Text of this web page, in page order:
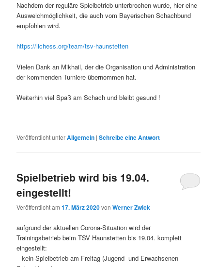
Nachdem der reguläre Spielbetrieb unterbrochen wurde, hier eine
Ausweichmöglichkeit, die auch vom Bayerischen Schachbund
empfohlen wird.
https://lichess.org/team/tsv-haunstetten
Vielen Dank an Mikhail, der die Organisation und Administration
der kommenden Turniere übernommen hat.
Weiterhin viel Spaß am Schach und bleibt gesund !
Veröffentlicht unterAllgemein |Schreibe eine Antwort
Spielbetrieb wird bis 19.04.
eingestellt!
Veröffentlicht am17. März 2020vonWerner Zwick
aufgrund der aktuellen Corona-Situation wird der
Trainingsbetrieb beim TSV Haunstetten bis 19.04. komplett
eingestellt:
– kein Spielbetrieb am Freitag (Jugend- und Erwachsenen-